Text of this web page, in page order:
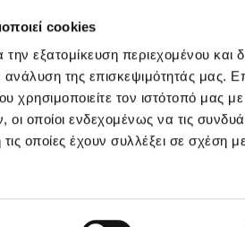
cookies
εξατομίκευση περιεχομένου και
της επισκεψιμότητάς μας.
χρησιμοποιείτε τον ιστότοπό μας
οι οποίοι ενδεχομένως να τις
οποίες έχουν συλλέξει σε
183786001000